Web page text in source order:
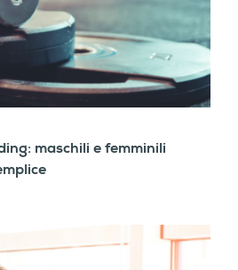
maschili e femminili